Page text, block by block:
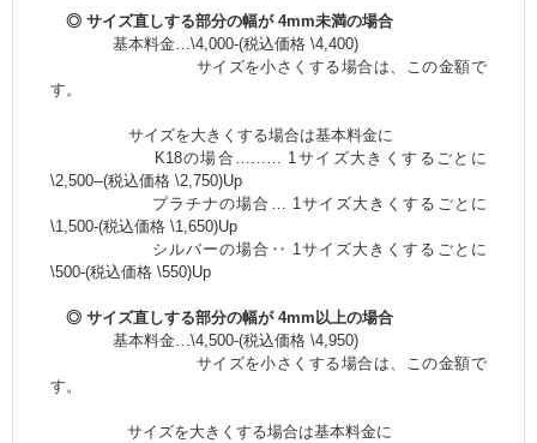
◎ サイズ直しする部分の幅が 4mm未満の場合
基本料金…\4,000-(税込価格 \4,400)
サイズを小さくする場合は、この金額で
す。
サイズを大きくする場合は基本料金に
K18の場合……… 1サイズ大きくするごとに
\2,500--(税込価格 \2,750)Up
プラチナの場合… 1サイズ大きくするごとに
\1,500-(税込価格 \1,650)Up
シルバーの場合‥ 1サイズ大きくするごとに
\500-(税込価格 \550)Up
◎ サイズ直しする部分の幅が 4mm以上の場合
基本料金…\4,500-(税込価格 \4,950)
サイズを小さくする場合は、この金額で
す。
サイズを大きくする場合は基本料金に